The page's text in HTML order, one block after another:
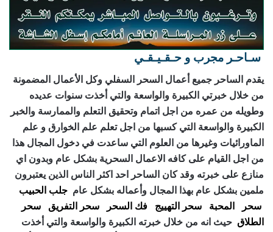
سـاحـر مجرب و حـقـيـقـي
يقدم الساحر جميع أعمال السحر السفلي وكل الأعمال المضمونة
من خلال خبرتي الكبيرة والواسعة والتي أخذت سنوات عديده
وطويله من عمره من اجل اتمام وتحقيق التعلم والممارسة والخبر
الكبيرة والواسعة التي كسبها من اجل تعلم علم الخوارق و علم
الماورائيات وغيرها من العلوم التي ساعدت في دخول المجال هذا
من اجل القيام على كافه الاعمال السحرية بشكل عام وبدون اي
منازع على خبرته وقد كان الساحر احد اكثر الناس الذين يعتبرون
ملمين بشكل عام بهذا المجال وأعماله بشكل عام جلب الحبيب
سحر
المحبة سحر التهييج فك السحر سحر التفريق
سحر
الطلاق حيث انه من خلال خبرته الكبيرة والواسعة والتي أخذت